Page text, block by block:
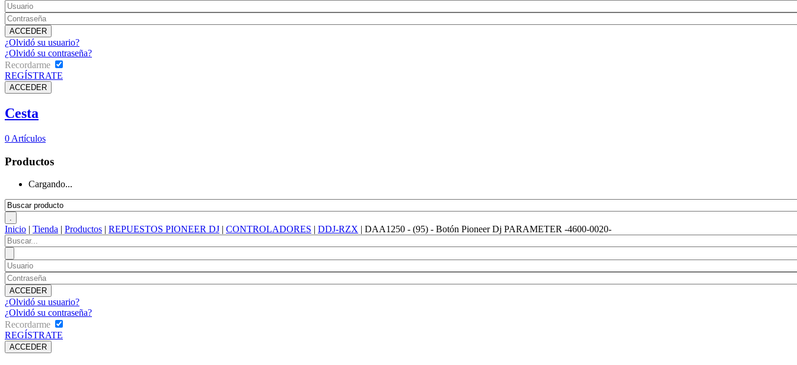
¿Olvidó su usuario?
¿Olvidó su contraseña?
Recordarme
REGÍSTRATE
Cesta
0 Artículos
Productos
Cargando...
Inicio | Tienda | Productos | REPUESTOS PIONEER DJ | CONTROLADORES | DDJ-RZX | DAA1250 - (95) - Botón Pioneer Dj PARAMETER -4600-0020-
¿Olvidó su usuario?
¿Olvidó su contraseña?
Recordarme
REGÍSTRATE